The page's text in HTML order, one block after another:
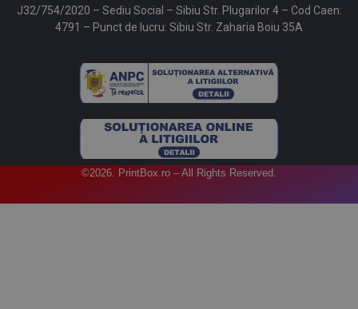
J32/754/2020 – Sediu Social – Sibiu Str. Plugarilor 4 – Cod Caen:
4791 – Punct de lucru: Sibiu Str. Zaharia Boiu 35A
©2026. PrintBox.ro – All Rights Reserved.